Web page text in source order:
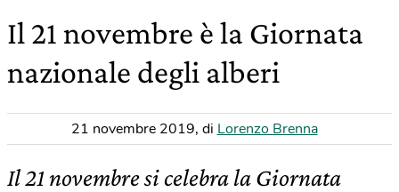
Il 21 novembre è la Giornata
nazionale degli alberi
21 novembre 2019, di Lorenzo Brenna
Il 21 novembre si celebra la Giornata